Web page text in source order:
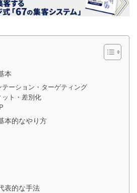
本
ーション・ターゲティング
ト・差別化
本的なやり方
表的な手法